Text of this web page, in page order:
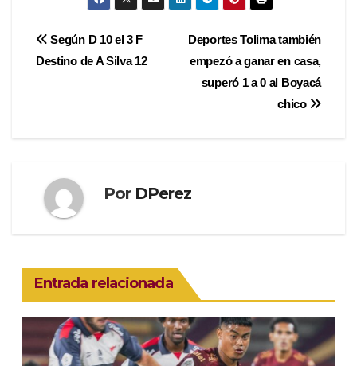
Navegación
Deportes Tolima también
empezó a ganar en casa,
superó 1 a 0 al Boyacá
chico
Según D 10 el 3 F
Destino de A Silva 12
Por DPerez
Entrada relacionada